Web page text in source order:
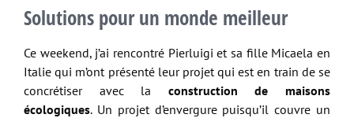
Solutions pour un monde meilleur
Ce weekend, j’ai rencontré Pierluigi et sa fille Micaela en
Italie qui m’ont présenté leur projet qui est en train de se
concrétiser avec la construction de maisons
écologiques. Un projet d’envergure puisqu’il couvre un